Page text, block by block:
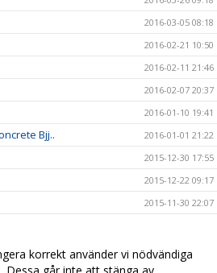
2016-03-05 08:18
2016-02-21 10:50
2016-02-11 21:46
2016-02-07 20:37
2016-01-10 19:41
Bjj.. 2016-01-01 21:22
2015-12-30 17:55
2015-12-22 09:17
2015-11-30 22:07
2015-11-07 22:32
2015-11-03 16:50
korrekt använder vi nödvändiga